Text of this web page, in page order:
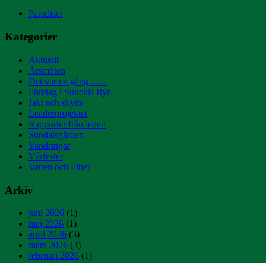
Paradiset
Kategorier
Aktuellt
Årsmöten
Det var en gång……
Företag i Sundals Ryr
Jakt och skytte
Leaderprojektet
Rapporter från leden
Sundalsgården
Vandringar
Vårfester
Vatten och Fiber
Arkiv
juni 2026 (1)
maj 2026 (1)
april 2026 (3)
mars 2026 (3)
februari 2026 (1)